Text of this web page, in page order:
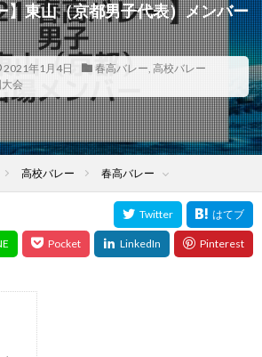
】東山（京都男子代表）メンバー
2021年1月4日 春高バレー, 高校バレー
会
高校バレー 春高バレー